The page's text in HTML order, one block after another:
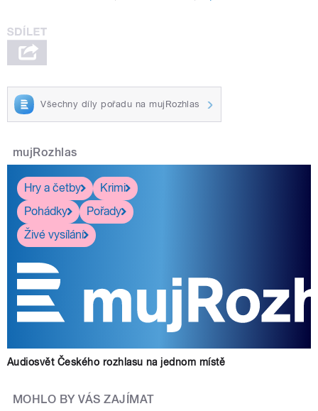
Všechny díly pořadu na mujRozhlas
mujRozhlas
Hry a četby
Krimi
Pohádky
Pořady
Živé vysílání
Audiosvět Českého rozhlasu na jednom místě
MOHLO BY VÁS ZAJÍMAT